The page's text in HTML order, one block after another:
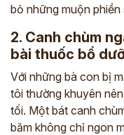
bỏ những muộn phiền
2. Canh chùm
bài thuốc bổ
Với những bà con bị
tôi thường khuyên
tối. Một bát canh
băm không chỉ ngon